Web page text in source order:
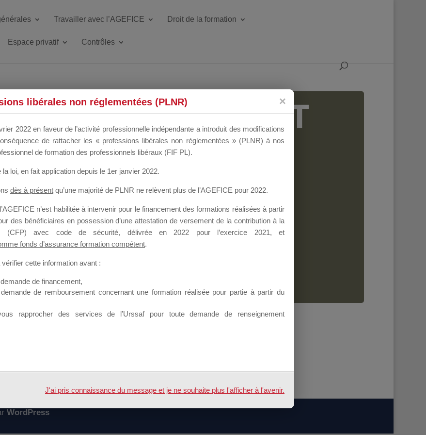
Travailler avec l’AGEFICE Droit de la formation
Espace privatif Contrôles
DU DIRIGEANT
mois
qui souhaitent répondre à l’Appel à Propositions Mallette du Dirigeant.
lequel il est possible de laisser un message ou poser une question.
rejoindre ce groupe
WordPress
libérales non réglementées (PLNR)
2022 en faveur de l’activité professionnelle indépendante a introduit des modifications
de rattacher les « professions libérales non réglementées » (PLNR) à nos
de formation des professionnels libéraux (FIF PL).
la loi, en fait application depuis le 1er janvier 2022.
dès à présent qu’une majorité de PLNR ne relèvent plus de l’AGEFICE pour 2022.
n’est habilitée à intervenir pour le financement des formations réalisées à partir
des bénéficiaires en possession d’une attestation de versement de la contribution à la
(CFP) avec code de sécurité, délivrée en 2022 pour l’exercice 2021, et
fonds d’assurance formation compétent.
cette information avant :
de financement,
de remboursement concernant une formation réalisée pour partie à partir du
rapprocher des services de l’Urssaf pour toute demande de renseignement
J'ai pris connaissance du message et je ne souhaite plus l'afficher à l'avenir.